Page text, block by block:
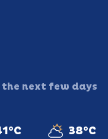
next few days
38°C